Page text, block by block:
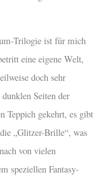
Trilogie ist für mich
eine eigene Welt,
doch sehr
Seiten der
Teppich gekehrt, es gibt
„Glitzer-Brille“, was
von vielen
speziellen Fantasy-